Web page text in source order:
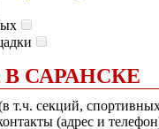
САРАНСКЕ
т.ч. секций,
(адрес и